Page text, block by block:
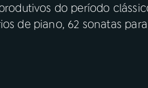
do período
de piano, 62 sonatas